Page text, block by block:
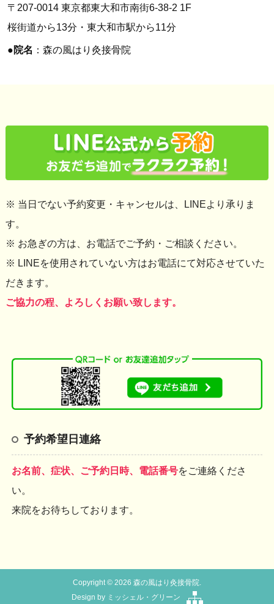
〒207-0014 東京都東大和市南街6-38-2 1F
桜街道から13分・東大和市駅から11分
●院名 ：森の風はり灸接骨院
※ 当日でない予約変更・キャンセルは、LINEより承りま
す。
※ お急ぎの方は、お電話でご予約・ご相談ください。
※ LINEを使用されていない方はお電話にて対応させていた
だきます。
ご協力の程、よろしくお願い致します。
予約希望日連絡
お名前、症状、ご予約日時、電話番号をご連絡くださ
い。
来院をお待ちしております。
Copyright © 2026 森の風はり灸接骨院.
Design by ミッシェル・グリーン